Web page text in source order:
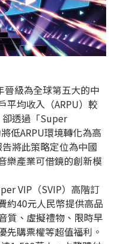
級為全球第五大的中
平均收入（ARPU）較
透過「Super
低ARPU環境轉化為高
將此策略定位為中國
樂產業可借鏡的創新模
VIP（SVIP）高階訂
約40元人民幣提供高品
質、虛擬禮物、限時早
先購票權等超值福利。